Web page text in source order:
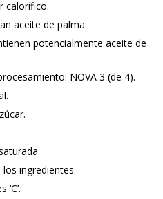
calorífico.
aceite de palma.
potencialmente aceite de
NOVA 3 (de 4).
ingredientes.